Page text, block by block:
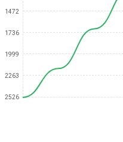
1472
1736
1999
2263
2526